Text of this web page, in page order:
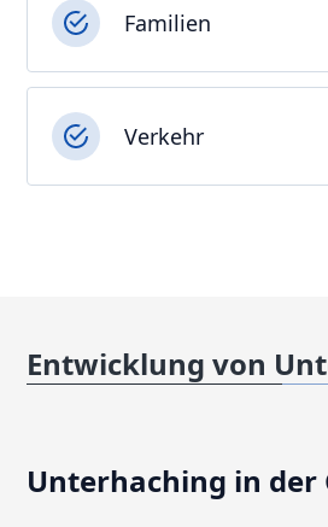
Familien
Verkehr
Entwicklung von
Unterhaching in der